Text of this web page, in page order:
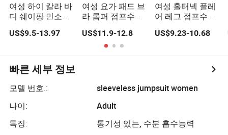
여성 하이 칼라 바
디 쉐이핑 민소매
반바지 점프수트
US$9.5-13.97
여성 요가 패드 브
라 롬퍼 점프수트
운동 체육관 레깅
스 스포츠 리브 플
레어 플레이수트
소녀 세트 바지 바
US$11.9-12.8
여성 홀터넥 플레
어 레그 점프수트
부드러운 요가 바
디수트 운동 체육
라테스 러닝 피트
US$9.23-10.68
빠른 세부 정보
모델 번호.:
sleeveless jumpsuit women
나이:
Adult
특징:
통기성 있는, 수분 흡수능력